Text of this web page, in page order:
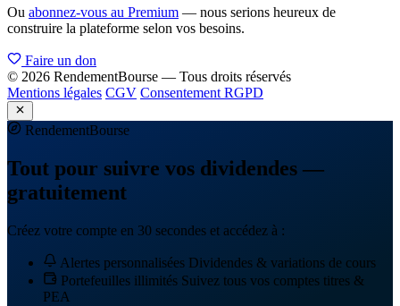
Ou abonnez-vous au Premium — nous serions heureux de
construire la plateforme selon vos besoins.
Faire un don
© 2026 RendementBourse — Tous droits réservés
Mentions légales CGV Consentement RGPD
RendementBourse
Tout pour suivre vos dividendes —
gratuitement
Créez votre compte en 30 secondes et accédez à :
Alertes personnalisées Dividendes & variations de cours
Portefeuilles illimités Suivez tous vos comptes titres &
PEA